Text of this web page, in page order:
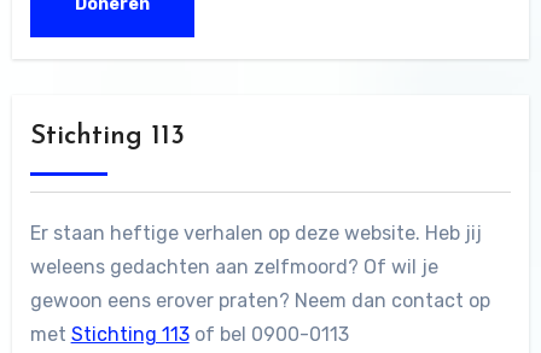
Stichting 113
Er staan heftige verhalen op deze website. Heb jij
weleens gedachten aan zelfmoord? Of wil je
gewoon eens erover praten? Neem dan contact op
met Stichting 113of bel 0900-0113